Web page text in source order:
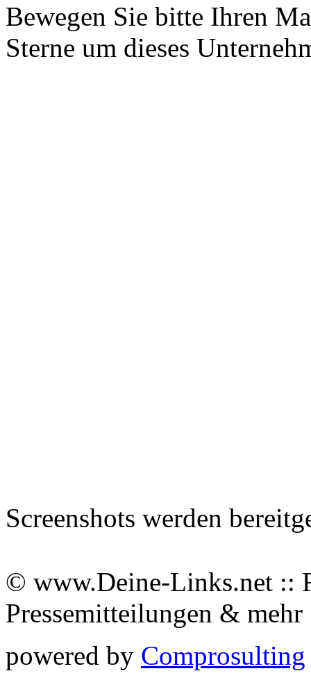
Bewegen Sie bitte Ihren
Sterne um dieses
Screenshots werden
© www.Deine-Links.net ::
Pressemitteilungen &
powered by Comprosulting